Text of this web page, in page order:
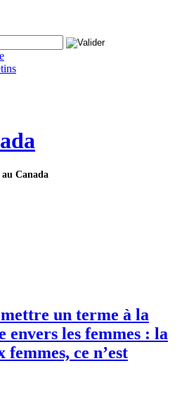
Canada
un terme à la
envers les femmes : la
ce n’est